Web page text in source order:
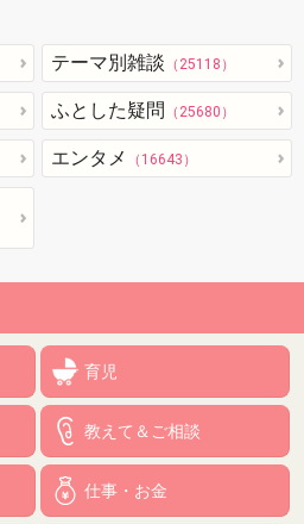
テーマ別雑談 （25118）
ふとした疑問 （25680）
エンタメ （16643）
育児
教えて＆ご相談
仕事・お金